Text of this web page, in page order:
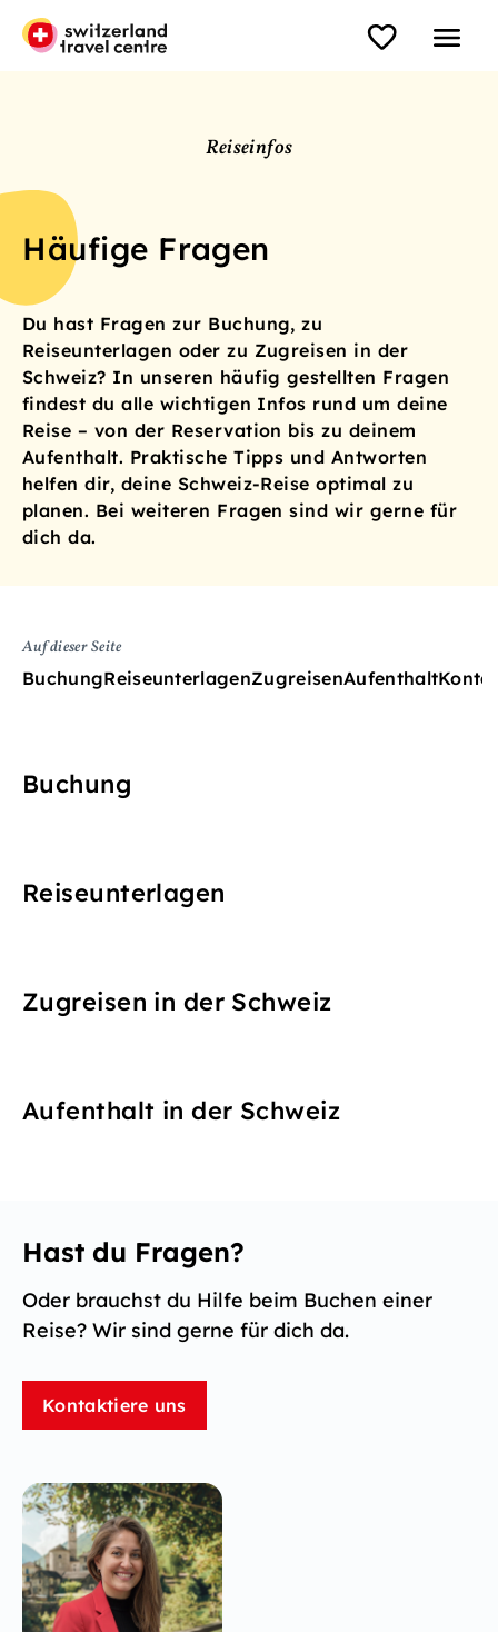
Reiseinfos
Häufige Fragen
Du hast Fragen zur Buchung, zu
Reiseunterlagen oder zu Zugreisen in der
Schweiz? In unseren häufig gestellten Fragen
findest du alle wichtigen Infos rund um deine
Reise – von der Reservation bis zu deinem
Aufenthalt. Praktische Tipps und Antworten
helfen dir, deine Schweiz-Reise optimal zu
planen. Bei weiteren Fragen sind wir gerne für
dich da.
Auf dieser Seite
BuchungReiseunterlagenZugreisenAufenthalt
Buchung
Reiseunterlagen
Zugreisen in der Schweiz
Aufenthalt in der Schweiz
Hast du Fragen?
Oder brauchst du Hilfe beim Buchen einer
Reise? Wir sind gerne für dich da.
Kontaktiere uns